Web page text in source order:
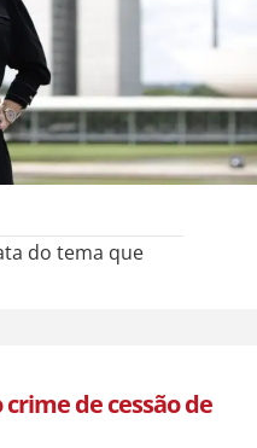
do tema que
de cessão de